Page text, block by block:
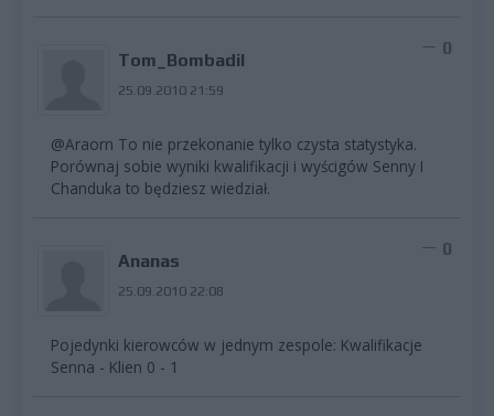
Tom_Bombadil
25.09.2010 21:59
0
@Araorn To nie przekonanie tylko czysta statystyka.
Porównaj sobie wyniki kwalifikacji i wyścigów Senny I
Chanduka to będziesz wiedział.
Ananas
25.09.2010 22:08
0
Pojedynki kierowców w jednym zespole: Kwalifikacje
Senna - Klien 0 - 1